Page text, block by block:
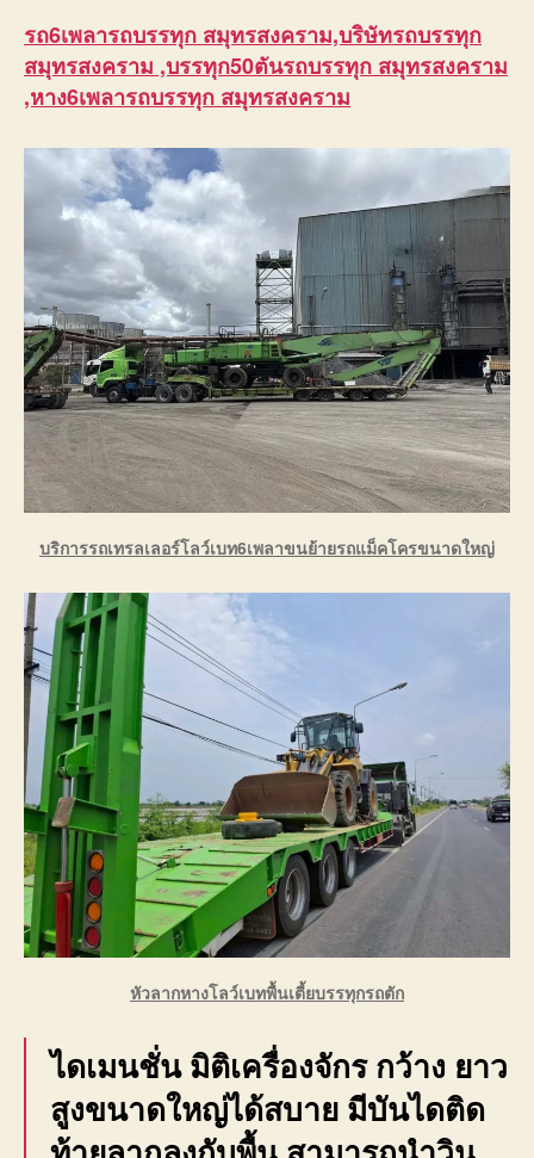
รถ6เพลารถบรรทุก สมุทรสงคราม,บริษัทรถบรรทุก
สมุทรสงคราม ,บรรทุก50ตันรถบรรทุก สมุทรสงคราม
,หาง6เพลารถบรรทุก สมุทรสงคราม
บริการรถเทรลเลอร์โลว์เบท6เพลาขนย้ายรถแม็คโครขนาดใหญ่
หัวลากหางโลว์เบทพื้นเตี้ยบรรทุกรถตัก
ไดเมนชั่น มิติเครื่องจักร กว้าง ยาว
สูงขนาดใหญ่ได้สบาย มีบันไดติด